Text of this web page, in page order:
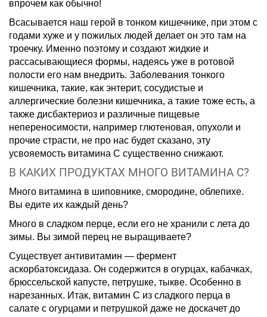
впрочем как обычно!
Всасывается наш герой в тонком кишечнике, при этом с
годами хуже и у пожилых людей делает он это там на
троечку. Именно поэтому и создают жидкие и
рассасывающиеся формы, надеясь уже в ротовой
полости его нам внедрить. Заболевания тонкого
кишечника, такие, как энтерит, сосудистые и
аллергические болезни кишечника, а такие тоже есть, а
также дисбактериоз и различные пищевые
непереносимости, например глютеновая, опухоли и
прочие страсти, не про нас будет сказано, эту
усвояемость витамина С существенно снижают.
В КАКИХ ПРОДУКТАХ МНОГО ВИТАМИНА С?
Много витамина в шиповнике, смородине, облепихе.
Вы едите их каждый день?
Много в сладком перце, если его не хранили с лета до
зимы. Вы зимой перец не выращиваете?
Существует антивитамин — фермент
аскорбатоксидаза. Он содержится в огурцах, кабачках,
брюссельской капусте, петрушке, тыкве. Особенно в
нарезанных. Итак, витамин С из сладкого перца в
салате с огурцами и петрушкой даже не доскачет до